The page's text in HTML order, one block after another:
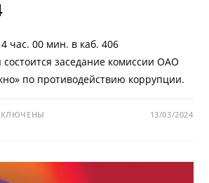
час. 00 мин. в каб. 406
состоится заседание комиссии ОАО
по противодействию коррупции.
13/03/2024